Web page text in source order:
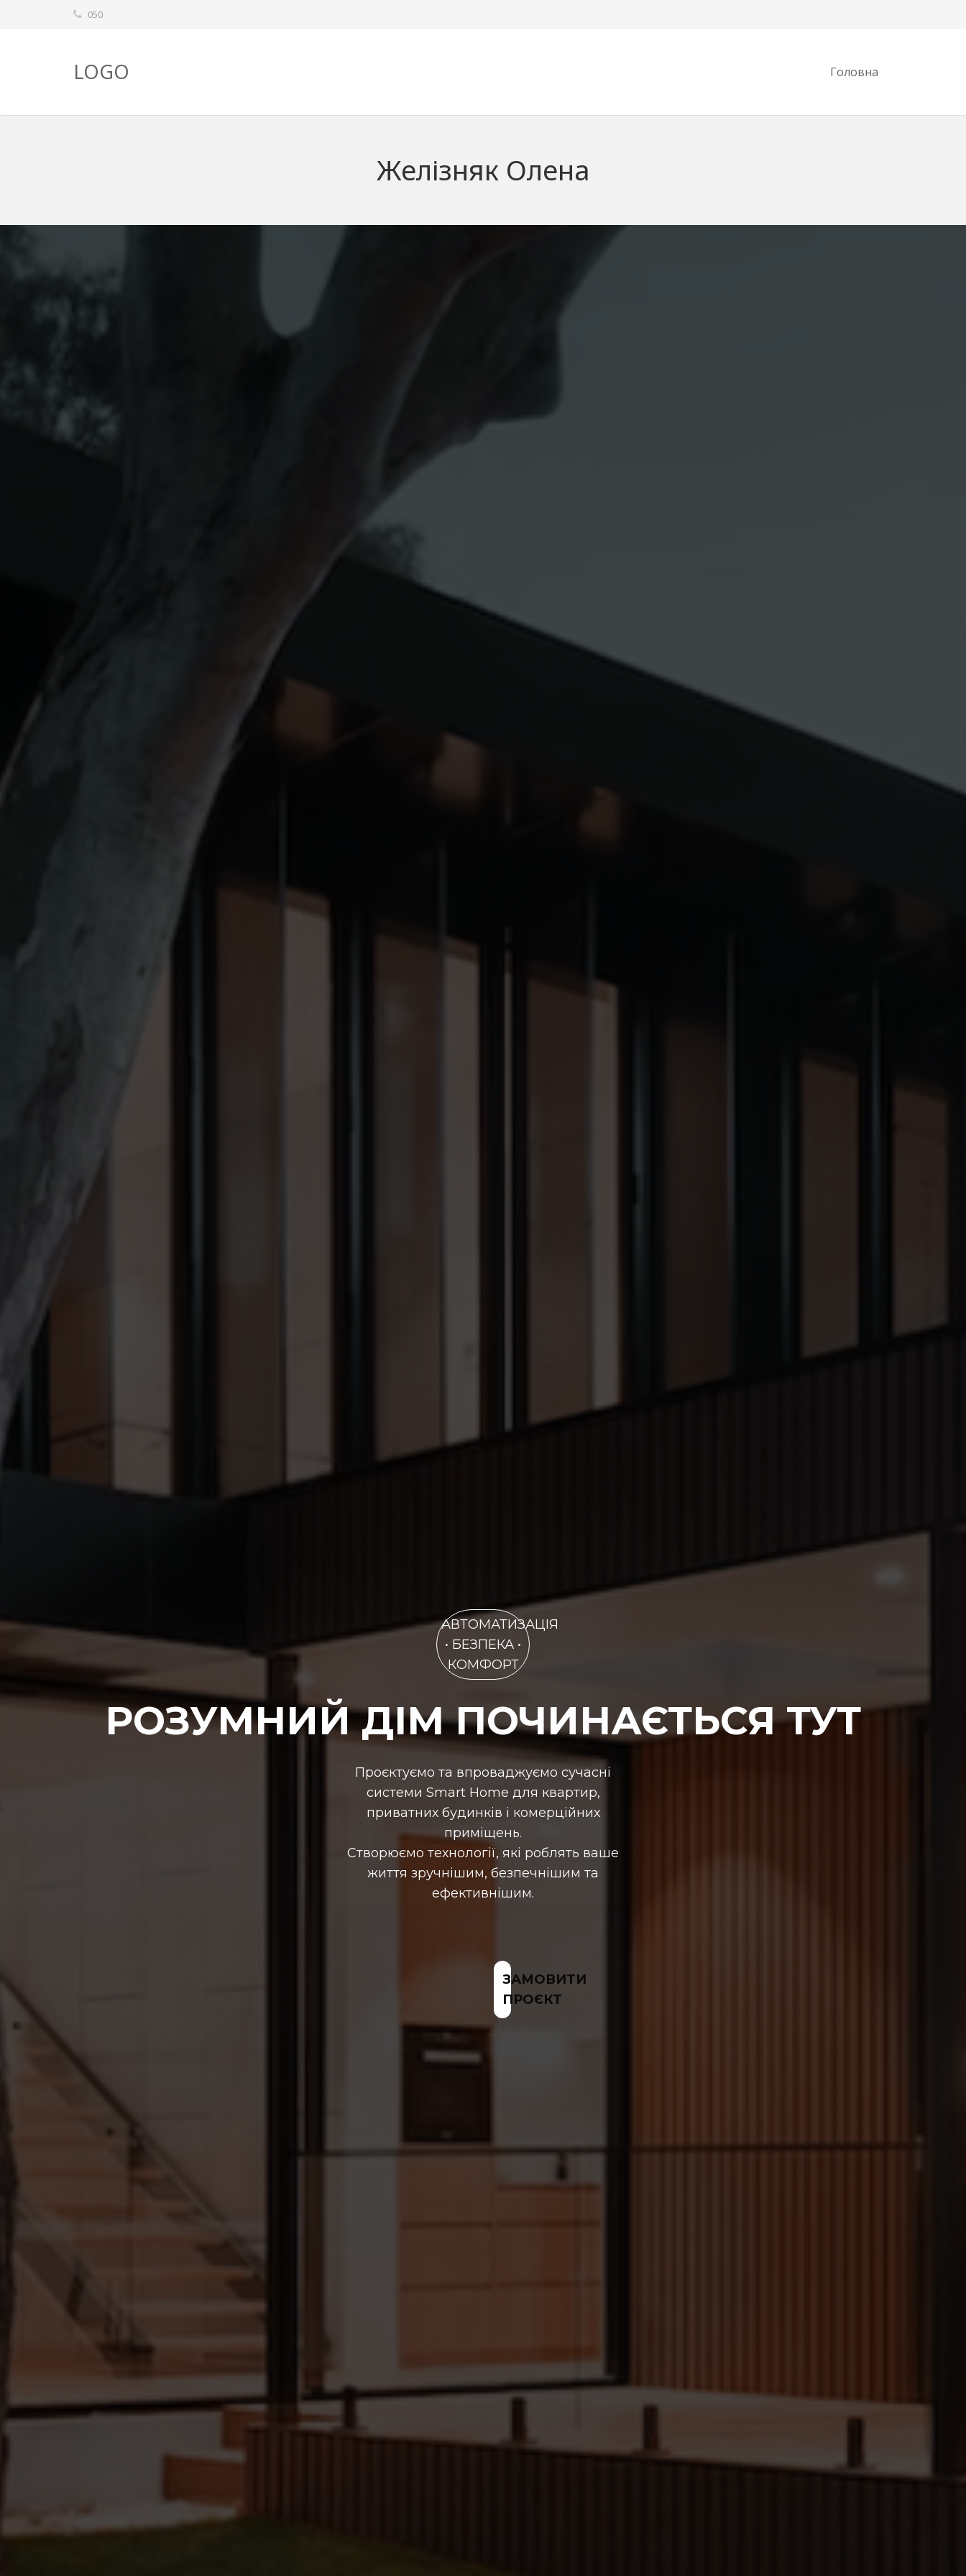
050
LOGO Головна
Желізняк Олена
АВТОМАТИЗАЦІЯ
• БЕЗПЕКА •
КОМФОРТ
РОЗУМНИЙ ДІМ ПОЧИНАЄТЬСЯ ТУТ
Проєктуємо та впроваджуємо сучасні
системи Smart Home для квартир,
приватних будинків і комерційних
приміщень.
Створюємо технології, які роблять ваше
життя зручнішим, безпечнішим та
ефективнішим.
ЗАМОВИТИ
ПРОЄКТ